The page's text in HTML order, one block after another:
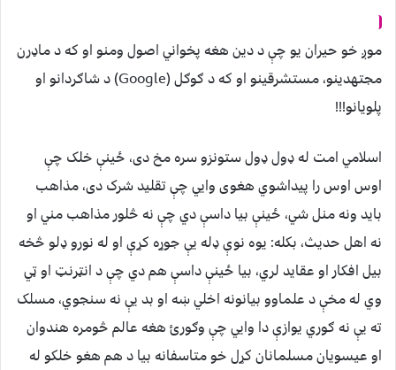
موږ خو حیران یو چې د دین هغه پخواني اصول ومنو او که د ماډرن
مجتهدینو، مستشرقینو او که د ګوګل (Google) د شاګردانو او
پلویانو!!!
اسلامي امت له ډول ډول ستونزو سره مخ دی، ځینې خلک چې
اوس اوس را پيداشوي هغوی وایي چې تقلید شرک دی، مذاهب
باید ونه منل شي، ځینې بیا داسې دي چې نه څلور مذاهب مني او
نه اهل حدیث، بکله: یوه نوې ډله یې جوړه کړې او له نورو ډلو څخه
بیل افکار او عقاید لري، بیا ځینې داسې هم دي چې د انټرنټ او ټي
وي له مخې د علماوو بیانونه اخلي ښه او بد یې نه سنجوي، مسلک
ته یې نه ګوري یوازې دا وایي چې وګورئ هغه عالم څومره هندوان
او عیسویان مسلمانان کړل خو متاسفانه بیا د هم هغو خلکو له